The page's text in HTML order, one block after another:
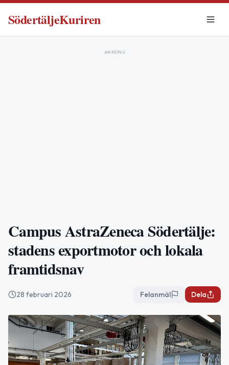
SödertäljeKuriren
ANNONS
Campus AstraZeneca Södertälje:
stadens exportmotor och lokala
framtidsnav
28 februari 2026 Felanmäl Dela